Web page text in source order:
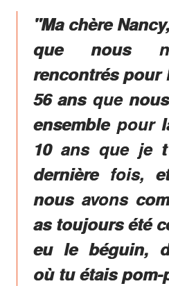
"Ma chère
que nous
rencontrés pour
56 ans que
ensemble pour
10 ans que je
dernière fois,
nous avons
as toujours été
eu le béguin,
où tu étais